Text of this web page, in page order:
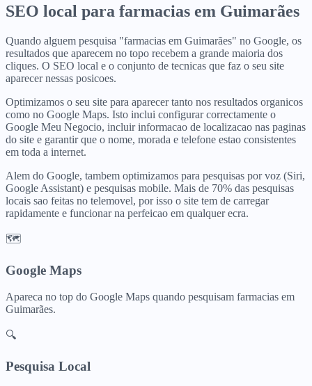
SEO local para farmacias em Guimarães
Quando alguem pesquisa "farmacias em Guimarães" no Google, os
resultados que aparecem no topo recebem a grande maioria dos
cliques. O SEO local e o conjunto de tecnicas que faz o seu site
aparecer nessas posicoes.
Optimizamos o seu site para aparecer tanto nos resultados organicos
como no Google Maps. Isto inclui configurar correctamente o
Google Meu Negocio, incluir informacao de localizacao nas paginas
do site e garantir que o nome, morada e telefone estao consistentes
em toda a internet.
Alem do Google, tambem optimizamos para pesquisas por voz (Siri,
Google Assistant) e pesquisas mobile. Mais de 70% das pesquisas
locais sao feitas no telemovel, por isso o site tem de carregar
rapidamente e funcionar na perfeicao em qualquer ecra.
🗺️
Google Maps
Apareca no top do Google Maps quando pesquisam farmacias em
Guimarães.
🔍
Pesquisa Local